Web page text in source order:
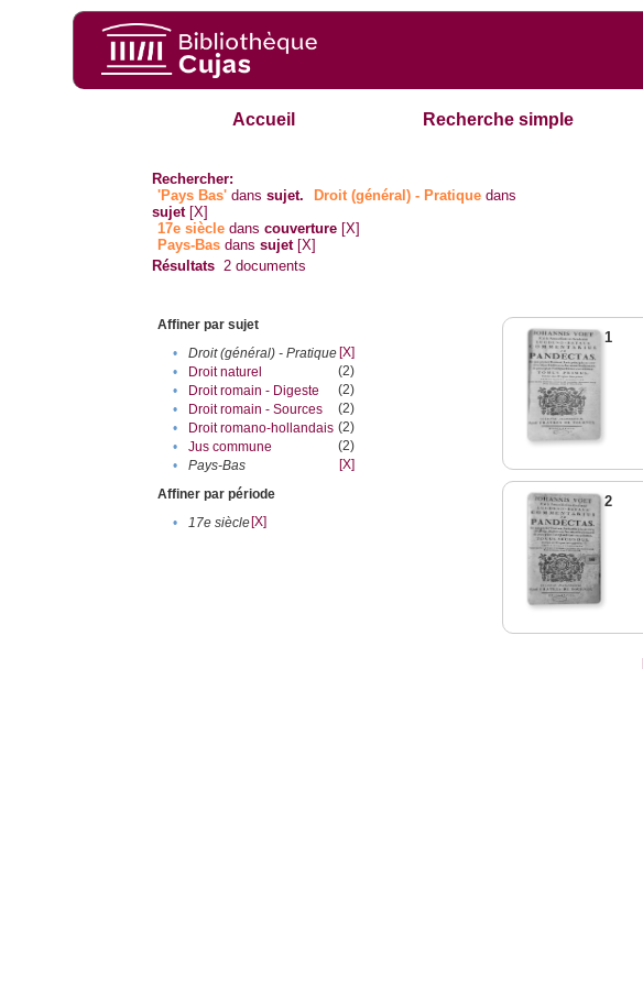
Accueil Recherche simple
Rechercher:
'Pays Bas' danssujet. Droit (général) - Pratique dans
sujet [X]
17e siècle danscouverture [X]
Pays-Bas danssujet [X]
Résultats 2 documents
Affiner par sujet
•
Droit (général) - Pratique [X]
•
Droit naturel
(2)
•
Droit romain - Digeste
(2)
•
Droit romain - Sources
(2)
•
Droit romano-hollandais (2)
•
Jus commune
(2)
•
Pays-Bas
[X]
Affiner par période
•
17e siècle[X]
1
2